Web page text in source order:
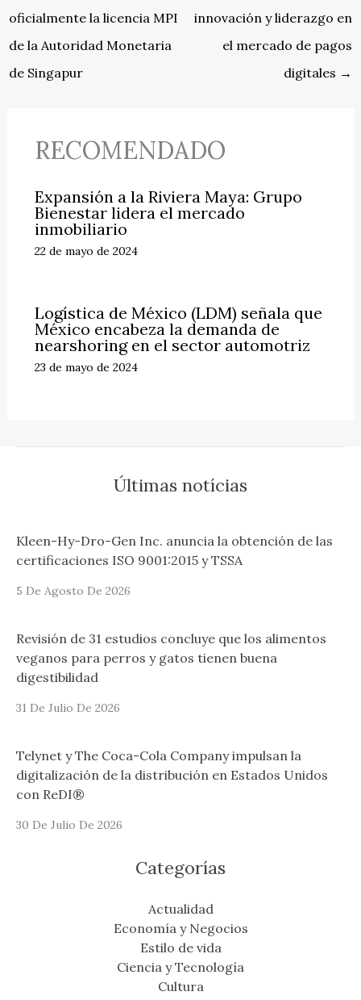
oficialmente la licencia MPI
de la Autoridad Monetaria
de Singapur
innovación y liderazgo en
el mercado de pagos
digitales →
RECOMENDADO
Expansión a la Riviera Maya: Grupo
Bienestar lidera el mercado
inmobiliario
22 de mayo de 2024
Logística de México (LDM) señala que
México encabeza la demanda de
nearshoring en el sector automotriz
23 de mayo de 2024
Últimas notícias
Kleen-Hy-Dro-Gen Inc. anuncia la obtención de las
certificaciones ISO 9001:2015 y TSSA
5 De Agosto De 2026
Revisión de 31 estudios concluye que los alimentos
veganos para perros y gatos tienen buena
digestibilidad
31 De Julio De 2026
Telynet y The Coca-Cola Company impulsan la
digitalización de la distribución en Estados Unidos
con ReDI®
30 De Julio De 2026
Categorías
Actualidad
Economía y Negocios
Estilo de vida
Ciencia y Tecnología
Cultura